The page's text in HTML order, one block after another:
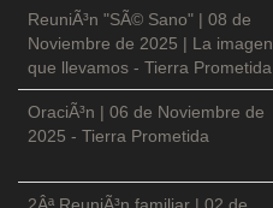
ReuniÃ³n "SÃ© Sano" | 08 de
Noviembre de 2025 | La imagen
que llevamos - Tierra Prometida
OraciÃ³n | 06 de Noviembre de
2025 - Tierra Prometida